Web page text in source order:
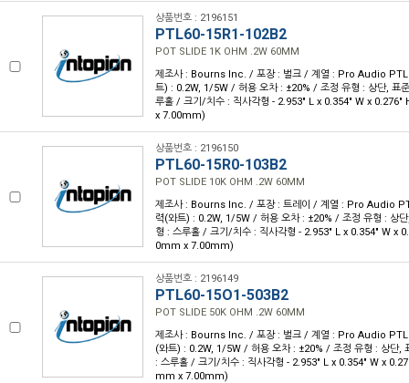
상품번호 : 2196151
PTL60-15R1-102B2
POT SLIDE 1K OHM .2W 60MM
제조사 : Bourns Inc. / 포장 : 벌크 / 계열 : Pro Audio
트) : 0.2W, 1/5W / 허용 오차 : ±20% / 조정 유형 : 상단, 표
루홀 / 크기/치수 : 직사각형 - 2.953" L x 0.354" W x
x 7.00mm)
상품번호 : 2196150
PTL60-15R0-103B2
POT SLIDE 10K OHM .2W 60MM
제조사 : Bourns Inc. / 포장 : 트레이 / 계열 : Pro Audio
력(와트) : 0.2W, 1/5W / 허용 오차 : ±20% / 조정 유형 : 상
형 : 스루홀 / 크기/치수 : 직사각형 - 2.953" L x 0.354" W x
0mm x 7.00mm)
상품번호 : 2196149
PTL60-15O1-503B2
POT SLIDE 50K OHM .2W 60MM
제조사 : Bourns Inc. / 포장 : 벌크 / 계열 : Pro Audio
(와트) : 0.2W, 1/5W / 허용 오차 : ±20% / 조정 유형 : 상단,
: 스루홀 / 크기/치수 : 직사각형 - 2.953" L x 0.354" W x
mm x 7.00mm)